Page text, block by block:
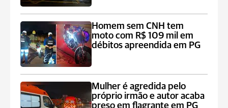
Homem sem CNH tem
moto com R$ 109 mil em
débitos apreendida em PG
Mulher é agredida pelo
próprio irmão e autor acaba
preso em flagrante em PG